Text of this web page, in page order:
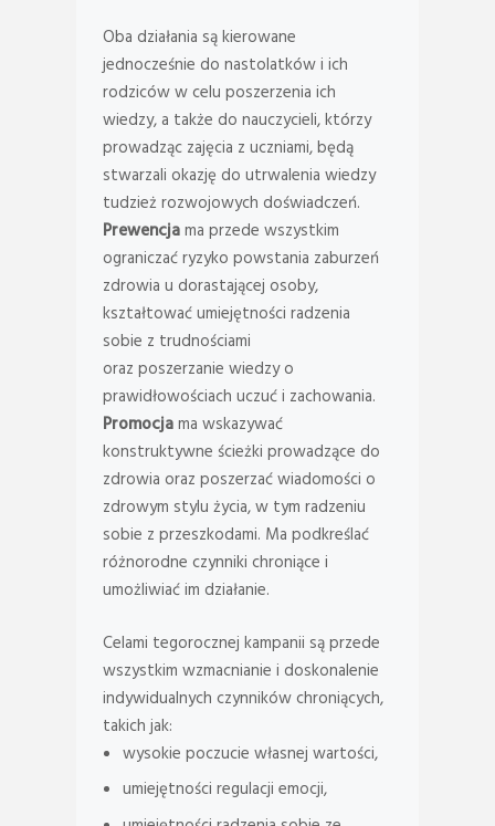
Oba działania są kierowane
jednocześnie do nastolatków i ich
rodziców w celu poszerzenia ich
wiedzy, a także do nauczycieli, którzy
prowadząc zajęcia z uczniami, będą
stwarzali okazję do utrwalenia wiedzy
tudzież rozwojowych doświadczeń.
Prewencjama przede wszystkim
ograniczać ryzyko powstania zaburzeń
zdrowia u dorastającej osoby,
kształtować umiejętności radzenia
sobie z trudnościami
oraz poszerzanie wiedzy o
prawidłowościach uczuć i zachowania.
Promocjama wskazywać
konstruktywne ścieżki prowadzące do
zdrowia oraz poszerzać wiadomości o
zdrowym stylu życia, w tym radzeniu
sobie z przeszkodami. Ma podkreślać
różnorodne czynniki chroniące i
umożliwiać im działanie.
Celami tegorocznej kampanii są przede
wszystkim wzmacnianie i doskonalenie
indywidualnych czynników chroniących,
takich jak:
wysokie poczucie własnej wartości,
umiejętności regulacji emocji,